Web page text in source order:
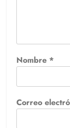
Nombre *
Correo